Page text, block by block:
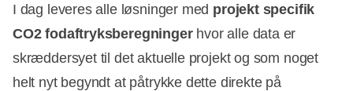
I dag leveres alle løsninger med projekt specifik
CO2 fodaftryksberegningerhvor alle data er
skræddersyet til det aktuelle projekt og som noget
helt nyt begyndt at påtrykke dette direkte på